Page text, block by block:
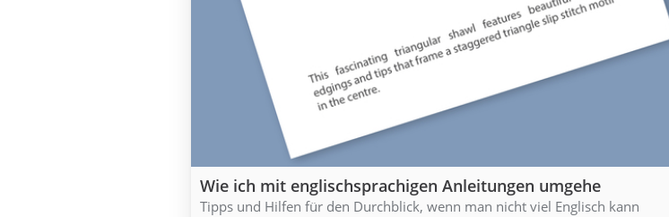
Wie ich mit englischsprachigen Anleitungen umgehe
Tipps und Hilfen für den Durchblick, wenn man nicht viel Englisch kann